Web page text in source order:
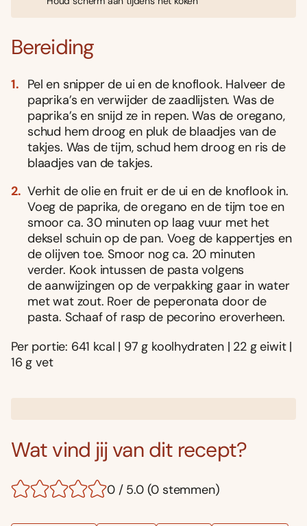
Bereiding
Pel en snipper de ui en de knoflook. Halveer de
paprika’s en verwijder de zaadlijsten. Was de
paprika’s en snijd ze in repen. Was de oregano,
schud hem droog en pluk de blaadjes van de
takjes. Was de tijm, schud hem droog en ris de
blaadjes van de takjes.
Verhit de olie en fruit er de ui en de knoflook in.
Voeg de paprika, de oregano en de tijm toe en
smoor ca. 30 minuten op laag vuur met het
deksel schuin op de pan. Voeg de kappertjes en
de olijven toe. Smoor nog ca. 20 minuten
verder. Kook intussen de pasta volgens
de aanwijzingen op de verpakking gaar in water
met wat zout. Roer de peperonata door de
pasta. Schaaf of rasp de pecorino eroverheen.
Per portie: 641 kcal | 97 g koolhydraten | 22 g eiwit |
16 g vet
Wat vind jij van dit recept?
0 / 5.0 (0 stemmen)